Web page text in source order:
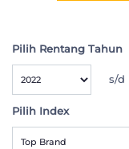
Pilih Rentang Tahun
s/d
Pilih Index